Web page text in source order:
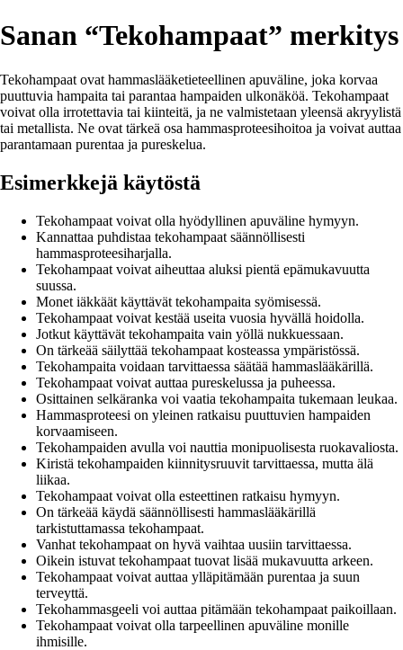
Sanan “Tekohampaat” merkitys
Tekohampaat ovat hammaslääketieteellinen apuväline, joka korvaa
puuttuvia hampaita tai parantaa hampaiden ulkonäköä. Tekohampaat
voivat olla irrotettavia tai kiinteitä, ja ne valmistetaan yleensä akryylistä
tai metallista. Ne ovat tärkeä osa hammasproteesihoitoa ja voivat auttaa
parantamaan purentaa ja pureskelua.
Esimerkkejä käytöstä
Tekohampaat voivat olla hyödyllinen apuväline hymyyn.
Kannattaa puhdistaa tekohampaat säännöllisesti
hammasproteesiharjalla.
Tekohampaat voivat aiheuttaa aluksi pientä epämukavuutta
suussa.
Monet iäkkäät käyttävät tekohampaita syömisessä.
Tekohampaat voivat kestää useita vuosia hyvällä hoidolla.
Jotkut käyttävät tekohampaita vain yöllä nukkuessaan.
On tärkeää säilyttää tekohampaat kosteassa ympäristössä.
Tekohampaita voidaan tarvittaessa säätää hammaslääkärillä.
Tekohampaat voivat auttaa pureskelussa ja puheessa.
Osittainen selkäranka voi vaatia tekohampaita tukemaan leukaa.
Hammasproteesi on yleinen ratkaisu puuttuvien hampaiden
korvaamiseen.
Tekohampaiden avulla voi nauttia monipuolisesta ruokavaliosta.
Kiristä tekohampaiden kiinnitysruuvit tarvittaessa, mutta älä
liikaa.
Tekohampaat voivat olla esteettinen ratkaisu hymyyn.
On tärkeää käydä säännöllisesti hammaslääkärillä
tarkistuttamassa tekohampaat.
Vanhat tekohampaat on hyvä vaihtaa uusiin tarvittaessa.
Oikein istuvat tekohampaat tuovat lisää mukavuutta arkeen.
Tekohampaat voivat auttaa ylläpitämään purentaa ja suun
terveyttä.
Tekohammasgeeli voi auttaa pitämään tekohampaat paikoillaan.
Tekohampaat voivat olla tarpeellinen apuväline monille
ihmisille.